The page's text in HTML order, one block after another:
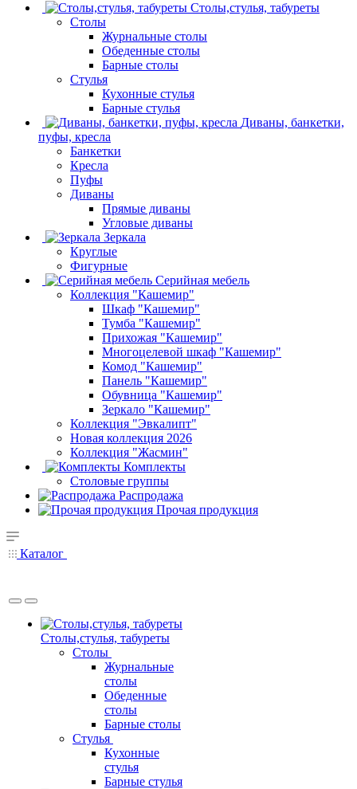
Столы,стулья, табуреты
Столы
Журнальные столы
Обеденные столы
Барные столы
Стулья
Кухонные стулья
Барные стулья
Диваны, банкетки,
пуфы, кресла
Банкетки
Кресла
Пуфы
Диваны
Прямые диваны
Угловые диваны
Зеркала
Круглые
Фигурные
Серийная мебель
Коллекция "Кашемир"
Шкаф "Кашемир"
Тумба "Кашемир"
Прихожая "Кашемир"
Многоцелевой шкаф "Кашемир"
Комод "Кашемир"
Панель "Кашемир"
Обувница "Кашемир"
Зеркало "Кашемир"
Коллекция "Эвкалипт"
Новая коллекция 2026
Коллекция "Жасмин"
Комплекты
Столовые группы
Распродажа
Прочая продукция
Каталог
Столы,стулья, табуреты
Столы
Журнальные
столы
Обеденные
столы
Барные столы
Стулья
Кухонные
стулья
Барные стулья